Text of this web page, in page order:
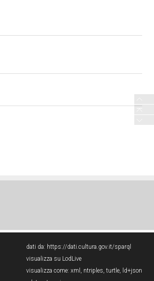
dati da: https://dati.cultura.gov.it/sparql
visualizza su LodLive
visualizza come: xml , ntriples, turtle, ld+json